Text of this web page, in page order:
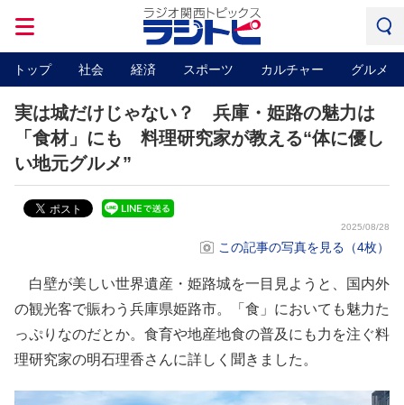
トップ 社会 経済 スポーツ カルチャー グルメ
実は城だけじゃない？ 兵庫・姫路の魅力は
「食材」にも 料理研究家が教える“体に優し
い地元グルメ”
2025/08/28
この記事の写真を見る（4枚）
白壁が美しい世界遺産・姫路城を一目見ようと、国内外
の観光客で賑わう兵庫県姫路市。「食」においても魅力た
っぷりなのだとか。食育や地産地食の普及にも力を注ぐ料
理研究家の明石理香さんに詳しく聞きました。